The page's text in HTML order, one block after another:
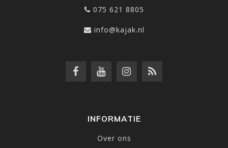
075 621 8805
info@kajak.nl
INFORMATIE
Over ons